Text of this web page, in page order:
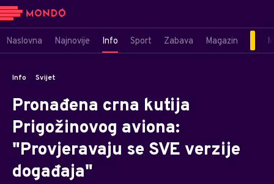
Naslovna Najnovije Info Sport Zabava Magazin
Info Svijet
Pronađena crna kutija
Prigožinovog aviona:
"Provjeravaju se SVE verzije
događaja"